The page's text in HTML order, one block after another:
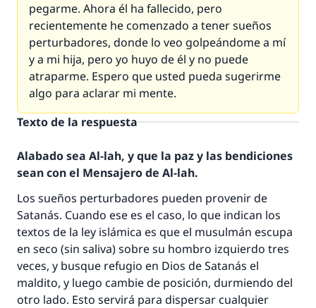
pegarme. Ahora él ha fallecido, pero
recientemente he comenzado a tener sueños
perturbadores, donde lo veo golpeándome a mí
y a mi hija, pero yo huyo de él y no puede
atraparme. Espero que usted pueda sugerirme
algo para aclarar mi mente.
Texto de la respuesta
Alabado sea Al-lah, y que la paz y las bendiciones
sean con el Mensajero de Al-lah.
Los sueños perturbadores pueden provenir de
Satanás. Cuando ese es el caso, lo que indican los
textos de la ley islámica es que el musulmán escupa
en seco (sin saliva) sobre su hombro izquierdo tres
veces, y busque refugio en Dios de Satanás el
maldito, y luego cambie de posición, durmiendo del
otro lado. Esto servirá para dispersar cualquier
La respuesta no. 110845 salvó un